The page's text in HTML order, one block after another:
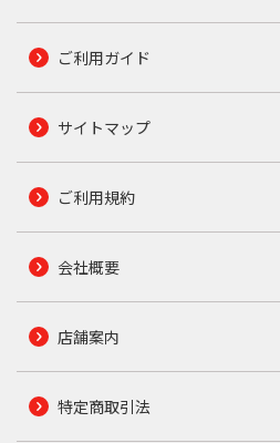
ご利用ガイド
サイトマップ
ご利用規約
会社概要
店舗案内
特定商取引法